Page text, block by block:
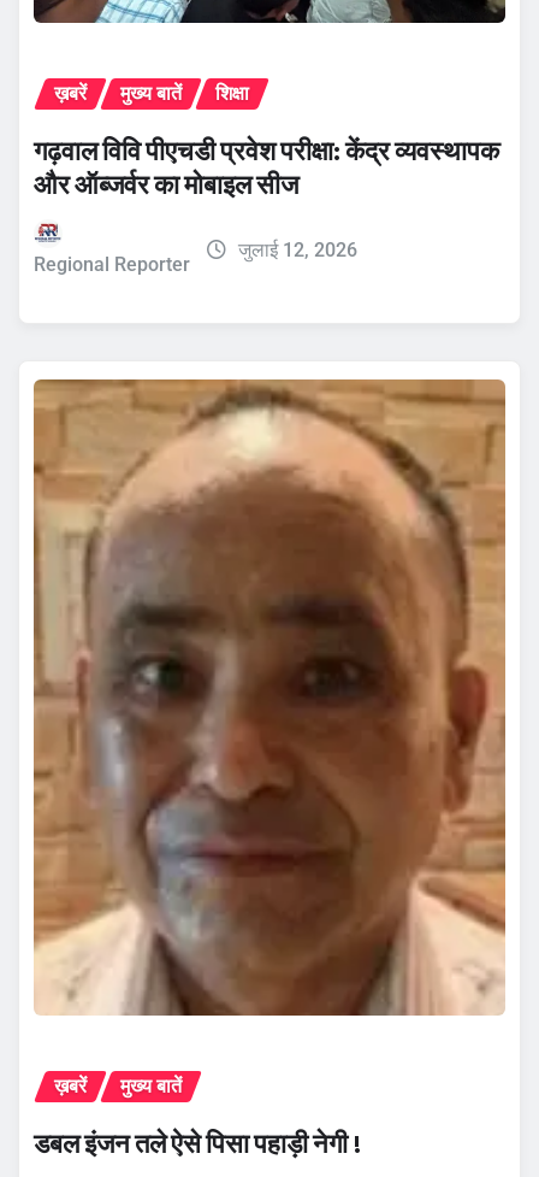
ख़बरें मुख्य बातें शिक्षा
गढ़वाल विवि पीएचडी प्रवेश परीक्षा: केंद्र व्यवस्थापक
और ऑब्जर्वर का मोबाइल सीज
Regional Reporter
जुलाई 12, 2026
ख़बरें मुख्य बातें
डबल इंजन तले ऐसे पिसा पहाड़ी नेगी !